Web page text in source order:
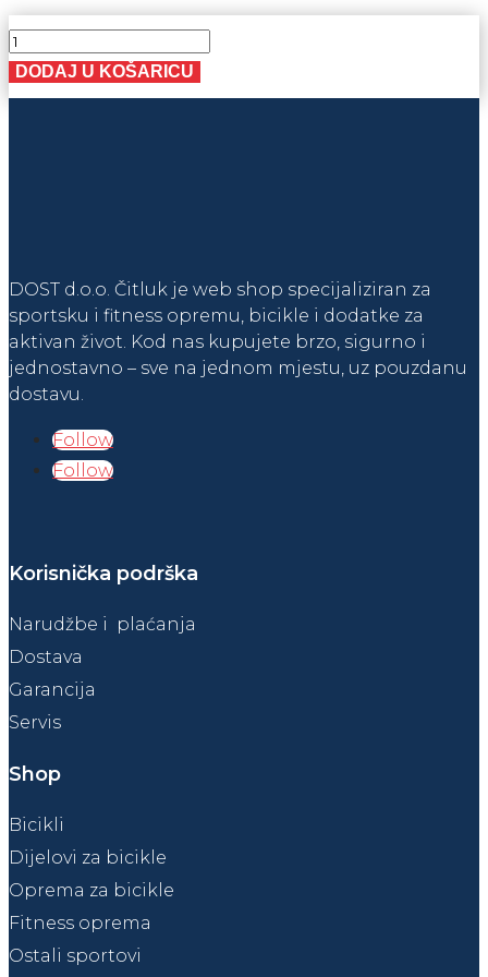
KACIGA
DJEČJA
GIRL
DODAJ U KOŠARICU
DOST d.o.o. Čitluk je web shop specijaliziran za
sportsku i fitness opremu, bicikle i dodatke za
aktivan život. Kod nas kupujete brzo, sigurno i
jednostavno – sve na jednom mjestu, uz pouzdanu
dostavu.
Follow
Follow
Korisnička podrška
Narudžbe i plaćanja
Dostava
Garancija
Servis
Shop
Bicikli
Dijelovi za bicikle
Oprema za bicikle
Fitness oprema
Ostali sportovi